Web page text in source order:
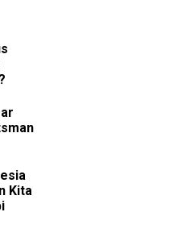
Kita